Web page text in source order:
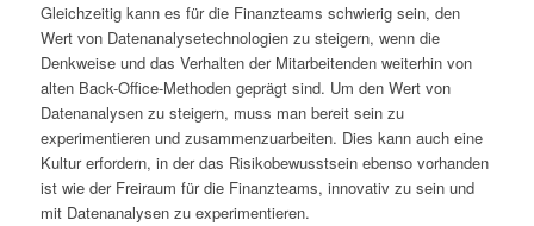
Gleichzeitig kann es für die Finanzteams schwierig sein, den
Wert von Datenanalysetechnologien zu steigern, wenn die
Denkweise und das Verhalten der Mitarbeitenden weiterhin von
alten Back-Office-Methoden geprägt sind. Um den Wert von
Datenanalysen zu steigern, muss man bereit sein zu
experimentieren und zusammenzuarbeiten. Dies kann auch eine
Kultur erfordern, in der das Risikobewusstsein ebenso vorhanden
ist wie der Freiraum für die Finanzteams, innovativ zu sein und
mit Datenanalysen zu experimentieren.